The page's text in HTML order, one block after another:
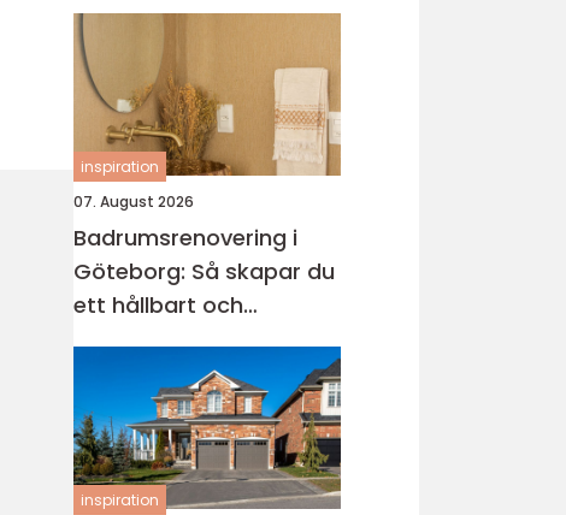
inspiration
07. August 2026
Badrumsrenovering i
Göteborg: Så skapar du
ett hållbart och
modernt badrum
inspiration